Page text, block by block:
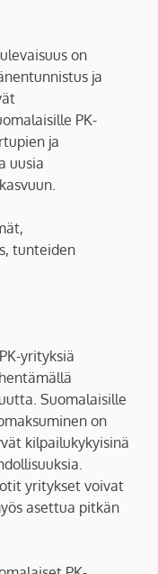
on
ja
PK-
ja
uusia
tunteiden
yrityksiä
Suomalaisille
on
kilpailukykyisinä
yritykset voivat
asettua pitkän